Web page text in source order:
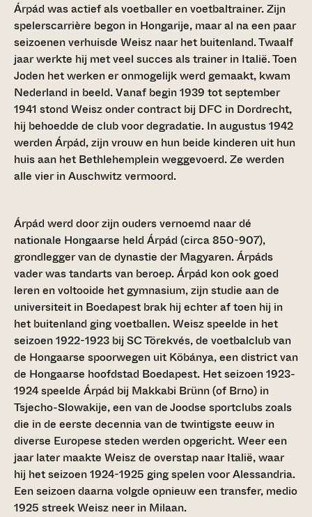
Árpád was actief als voetballer en voetbaltrainer. Zijn
spelerscarrière begon in Hongarije, maar al na een paar
seizoenen verhuisde Weisz naar het buitenland. Twaalf
jaar werkte hij met veel succes als trainer in Italië. Toen
Joden het werken er onmogelijk werd gemaakt, kwam
Nederland in beeld. Vanaf begin 1939 tot september
1941 stond Weisz onder contract bij DFC in Dordrecht,
hij behoedde de club voor degradatie. In augustus 1942
werden Árpád, zijn vrouw en hun beide kinderen uit hun
huis aan het Bethlehemplein weggevoerd. Ze werden
alle vier in Auschwitz vermoord.
Árpád werd door zijn ouders vernoemd naar dé
nationale Hongaarse held Árpád (circa 850-907),
grondlegger van de dynastie der Magyaren. Árpáds
vader was tandarts van beroep. Árpád kon ook goed
leren en voltooide het gymnasium, zijn studie aan de
universiteit in Boedapest brak hij echter af toen hij in
het buitenland ging voetballen. Weisz speelde in het
seizoen 1922-1923 bij SC Törekvés, de voetbalclub van
de Hongaarse spoorwegen uit Köbánya, een district van
de Hongaarse hoofdstad Boedapest. Het seizoen 1923-
1924 speelde Árpád bij Makkabi Brünn (of Brno) in
Tsjecho-Slowakije, een van de Joodse sportclubs zoals
die in de eerste decennia van de twintigste eeuw in
diverse Europese steden werden opgericht. Weer een
jaar later maakte Weisz de overstap naar Italië, waar
hij het seizoen 1924-1925 ging spelen voor Alessandria.
Een seizoen daarna volgde opnieuw een transfer, medio
1925 streek Weisz neer in Milaan.